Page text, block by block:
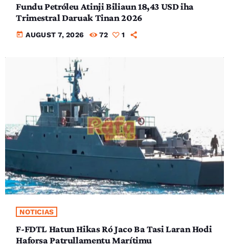
Fundu Petróleu Atinji Biliaun 18,43 USD iha
Trimestral Daruak Tinan 2026
today AUGUST 7, 2026 72 1
NOTICIAS
F-FDTL Hatun Hikas Ró Jaco Ba Tasi Laran Hodi
Haforsa Patrullamentu Marítimu